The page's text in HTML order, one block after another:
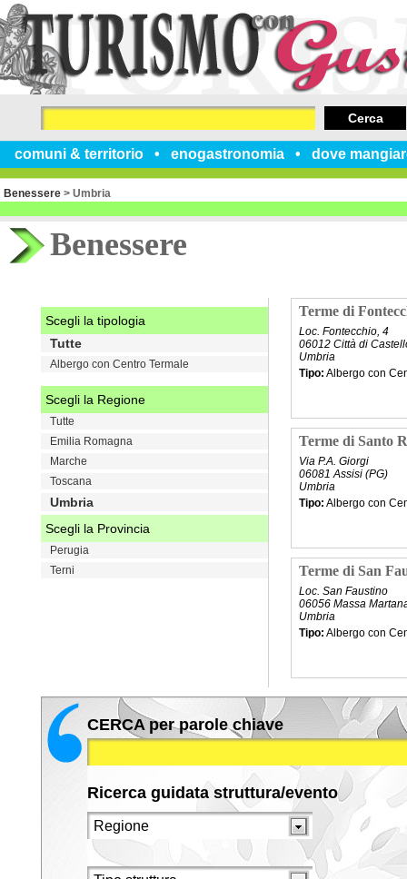
comuni & territorio enogastronomia dove
Cerca
Benessere > Umbria
Benessere
Terme di
Loc. Fontecchio, 4
06012 Città di
Umbria
Tipo: Albergo con
Terme di Santo
Via P.A. Giorgi
06081 Assisi (PG)
Umbria
Tipo: Albergo con
Terme di San
Loc. San Faustino
06056 Massa
Umbria
Tipo: Albergo con
Scegli la tipologia
Tutte
Albergo con Centro Termale
Scegli la Regione
Tutte
Emilia Romagna
Marche
Toscana
Umbria
Scegli la Provincia
Perugia
Terni
CERCA per parole chiave
Ricerca guidata struttura/evento